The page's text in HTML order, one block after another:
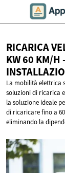
RICARICA
KW 60 KM/H
La mobilità elettrica
soluzioni di ricarica
la soluzione ideale
di ricaricare fino a
eliminando la